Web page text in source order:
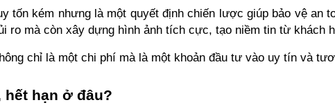
tốn kém nhưng là một quyết định chiến lược giúp bảo vệ an
ro mà còn xây dựng hình ảnh tích cực, tạo niềm tin từ khách
chỉ là một chi phí mà là một khoản đầu tư vào uy tín và
hết hạn ở đâu?